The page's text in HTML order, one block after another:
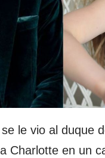
le vio al duque
Charlotte en un